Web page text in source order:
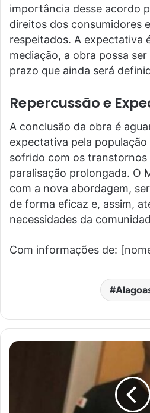
importância desse acordo
direitos dos consumidores
respeitados. A expectativa
mediação, a obra possa
prazo que ainda será
Repercussão e
A conclusão da obra é
expectativa pela
sofrido com os transtornos
paralisação prolongada. O
com a nova abordagem,
de forma eficaz e, assim,
necessidades da
Com informações de: